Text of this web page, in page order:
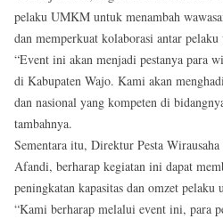
pelaku UMKM untuk menambah
dan memperkuat kolaborasi antar pelaku
“Event ini akan menjadi pestanya para
di Kabupaten Wajo. Kami akan
dan nasional yang kompeten di
tambahnya.
Sementara itu, Direktur Pesta
Afandi, berharap kegiatan ini dapat
peningkatan kapasitas dan omzet pelaku
“Kami berharap melalui event ini, para